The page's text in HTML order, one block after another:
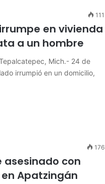
111
en vivienda
a un hombre
Mich.- 24 de
irrumpió en un domicilio,
176
asesinado con
Apatzingán